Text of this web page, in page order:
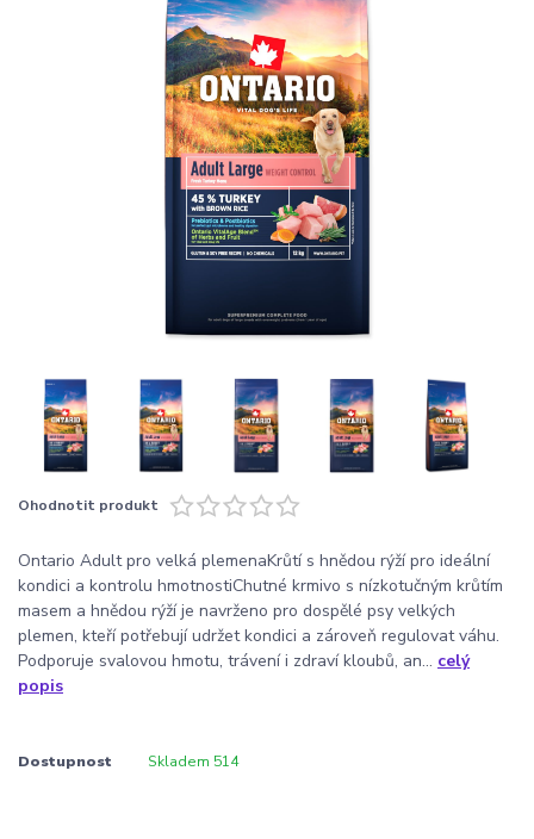
Ohodnotit produkt
Ontario Adult pro velká plemenaKrůtí s hnědou rýží pro ideální
kondici a kontrolu hmotnostiChutné krmivo s nízkotučným krůtím
masem a hnědou rýží je navrženo pro dospělé psy velkých
plemen, kteří potřebují udržet kondici a zároveň regulovat váhu.
Podporuje svalovou hmotu, trávení i zdraví kloubů, an... celý
popis
Dostupnost Skladem 514